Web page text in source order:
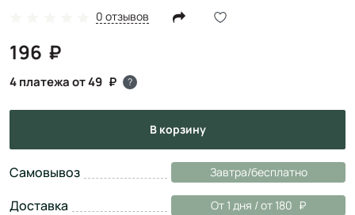
0 отзывов
196
4 платежа от 49 ?
в корзину
Самовывоз Завтра/бесплатно
Доставка От 1 дня / от 180